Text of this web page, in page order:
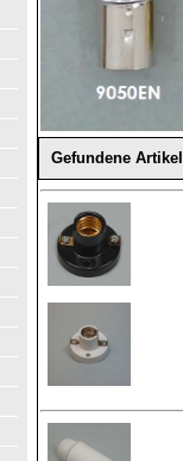
Gefundene